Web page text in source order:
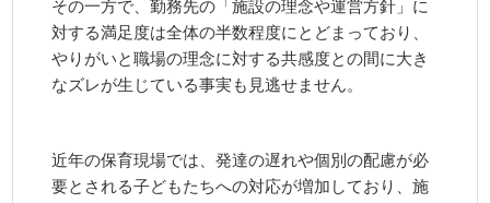
その一方で、勤務先の「施設の理念や運営方針」に
対する満足度は全体の半数程度にとどまっており、
やりがいと職場の理念に対する共感度との間に大き
なズレが生じている事実も見逃せません。
近年の保育現場では、発達の遅れや個別の配慮が必
要とされる子どもたちへの対応が増加しており、施